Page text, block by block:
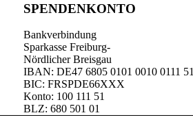
SPENDENKONTO
Bankverbindung
Sparkasse Freiburg-
Nördlicher Breisgau
IBAN: DE47 6805 0101 0010 0111 51
BIC: FRSPDE66XXX
Konto: 100 111 51
BLZ: 680 501 01